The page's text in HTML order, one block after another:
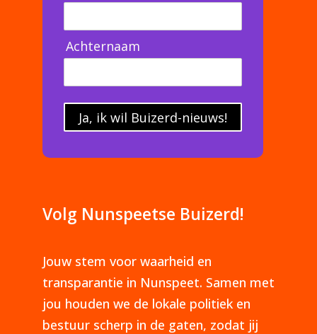
Achternaam
Ja, ik wil Buizerd-nieuws!
Volg Nunspeetse Buizerd!
Jouw stem voor waarheid en
transparantie in Nunspeet. Samen met
jou houden we de lokale politiek en
bestuur scherp in de gaten, zodat jij